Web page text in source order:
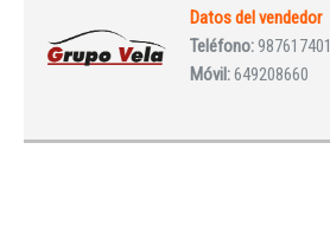
Datos del vendedor
Teléfono:987617401
Móvil:649208660